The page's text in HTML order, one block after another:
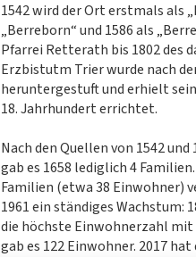
1542 wird der Ort erstmals als
„Berreborn“ und 1586 als
Pfarrei Retterath bis 1802 des
Erzbistutm Trier wurde nach
heruntergestuft und erhielt
18. Jahrhundert errichtet.
Nach den Quellen von 1542
gab es 1658 lediglich 4
Familien (etwa 38 Einwohner)
1961 ein ständiges Wachstum:
die höchste Einwohnerzahl mit
gab es 122 Einwohner. 2017